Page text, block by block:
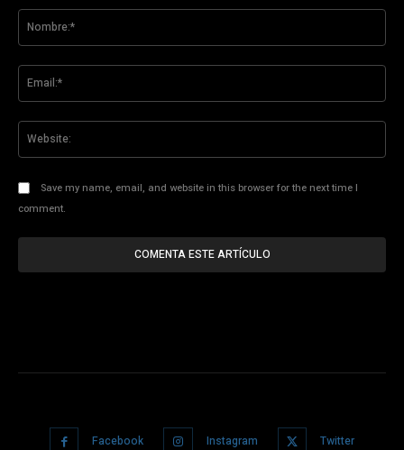
Save my name, email, and website in this browser for the next time I
comment.
Facebook Instagram Twitter